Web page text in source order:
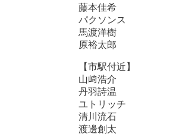
藤本佳希
パクソンス
馬渡洋樹
原裕太郎
【市駅付近】
山﨑浩介
丹羽詩温
ユトリッチ
清川流石
渡邊創太